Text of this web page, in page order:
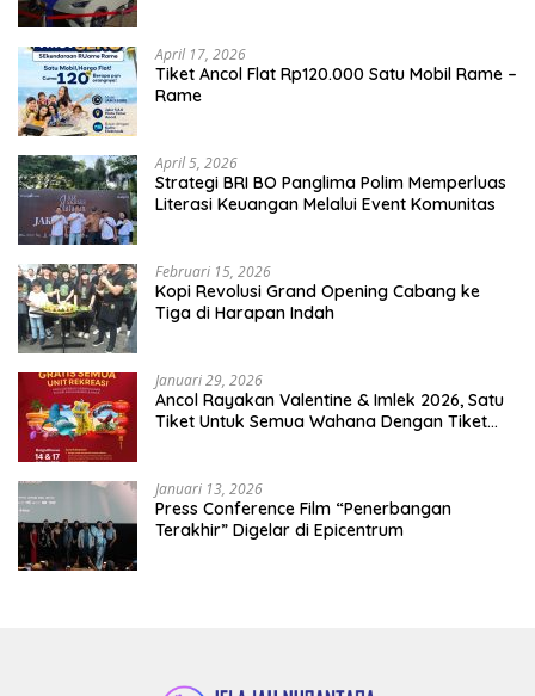
April 17, 2026
Tiket Ancol Flat Rp120.000 Satu Mobil Rame –
Rame
April 5, 2026
​Strategi BRI BO Panglima Polim Memperluas
Literasi Keuangan Melalui Event Komunitas
Februari 15, 2026
Kopi Revolusi Grand Opening Cabang ke
Tiga di Harapan Indah
Januari 29, 2026
Ancol Rayakan Valentine & Imlek 2026, Satu
Tiket Untuk Semua Wahana Dengan Tiket
Januari 13, 2026
Press Conference Film “Penerbangan
Terakhir” Digelar di Epicentrum